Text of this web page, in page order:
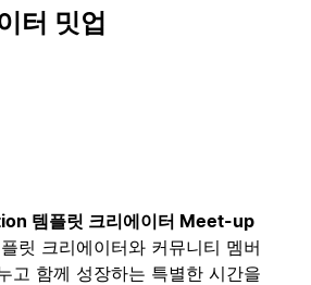
터 밋업
템플릿 크리에이터 Meet-up
릿 크리에이터와 커뮤니티 멤버
고 함께 성장하는 특별한 시간을